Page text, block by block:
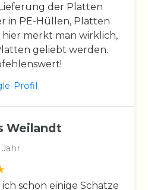
der Platten
in PE-Hüllen, Platten
merkt man wirklich,
geliebt werden.
Profil
Weilandt
ich schon einige Schätze